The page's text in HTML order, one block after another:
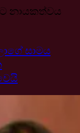
නායකත්වය
සාමය